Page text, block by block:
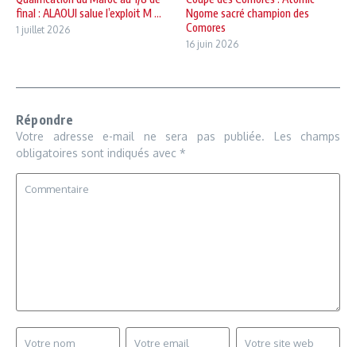
final : ALAOUI salue l’exploit M ...
1 juillet 2026
Ngome sacré champion des
Comores
16 juin 2026
Répondre
Votre adresse e-mail ne sera pas publiée.
Les champs
obligatoires sont indiqués avec *